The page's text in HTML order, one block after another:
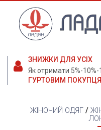
ЗНИЖКИ ДЛЯ УСІХ
Як отримати 5%-10%-
ГУРТОВИМ
ЖІНОЧИЙ ОДЯГ/